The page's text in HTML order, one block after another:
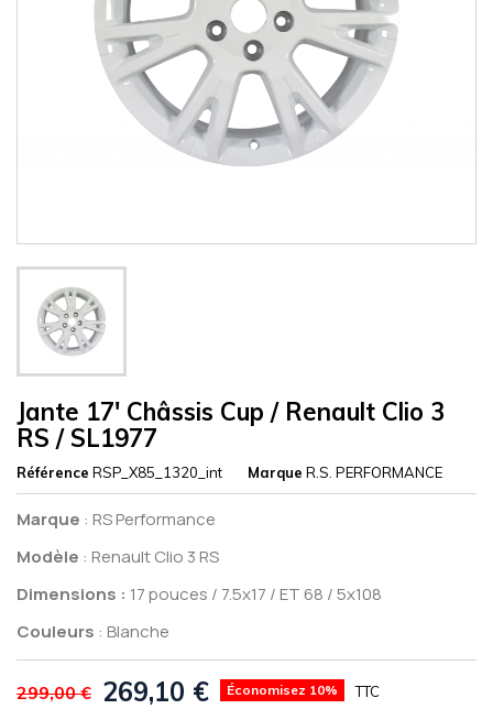
Jante 17' Châssis Cup / Renault Clio 3
RS / SL1977
Référence RSP_X85_1320_int Marque R.S. PERFORMANCE
Marque : RS Performance
Modèle : Renault Clio 3 RS
Dimensions : 17 pouces / 7.5x17 / ET 68 / 5x108
Couleurs : Blanche
299,00 € 269,10 € Économisez 10% TTC